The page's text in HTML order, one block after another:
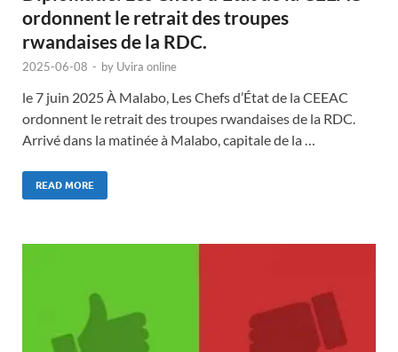
ordonnent le retrait des troupes
rwandaises de la RDC.
2025-06-08 - by Uvira online
le 7 juin 2025 À Malabo, Les Chefs d’État de la CEEAC
ordonnent le retrait des troupes rwandaises de la RDC.
Arrivé dans la matinée à Malabo, capitale de la …
READ MORE